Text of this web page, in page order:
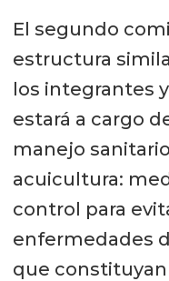
El segundo
estructura
los integrantes
estará a cargo
manejo
acuicultura:
control para
enfermedades
que constituyan